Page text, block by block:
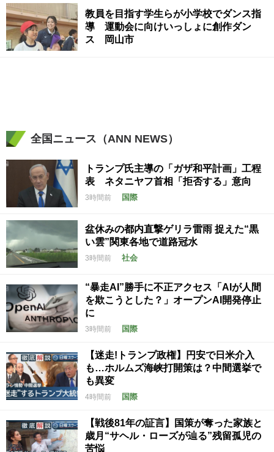
教員を目指す学生らが小学校でダンス指
導 運動会に向けいっしょに創作ダン
ス 岡山市
全国ニュース（ANN NEWS）
トランプ氏主導の「ガザ和平計画」工程
表 ネタニヤフ首相「拒否する」意向
3時間前 国際
盆休みの都内直撃ゲリラ雷雨 捉えた“黒
い雲”関東各地で道路冠水
3時間前 社会
“暴走AI”勝手に不正アクセス「AIが人間
を欺こうとした？」オープンAI開発停止
に
3時間前 国際
【迷走!トランプ政権】円安で日米介入
も…ホルムズ海峡打開策は？中間選挙で
も異変
4時間前 国際
【戦後81年の証言】国策が奪った家族と
歳月“サヘル・ローズが辿る”残留孤児の
苦悩